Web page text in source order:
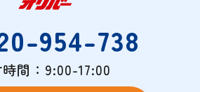
954-738
間：9:00-17:00
- OVERVIEW -